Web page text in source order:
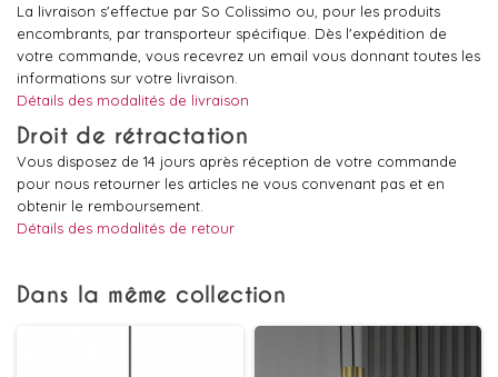
La livraison s'effectue par So Colissimo ou, pour les produits
encombrants, par transporteur spécifique. Dès l'expédition de
votre commande, vous recevrez un email vous donnant toutes les
informations sur votre livraison.
Détails des modalités de livraison
Droit de rétractation
Vous disposez de 14 jours après réception de votre commande
pour nous retourner les articles ne vous convenant pas et en
obtenir le remboursement.
Détails des modalités de retour
Dans la même collection